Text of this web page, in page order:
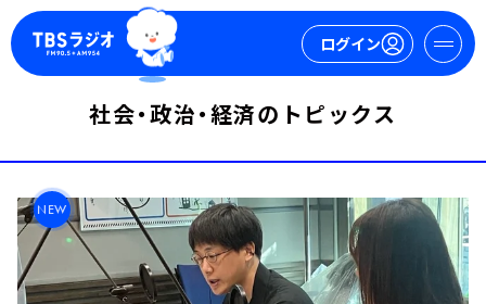
ログイン
社会・政治・経済のトピックス
NEW